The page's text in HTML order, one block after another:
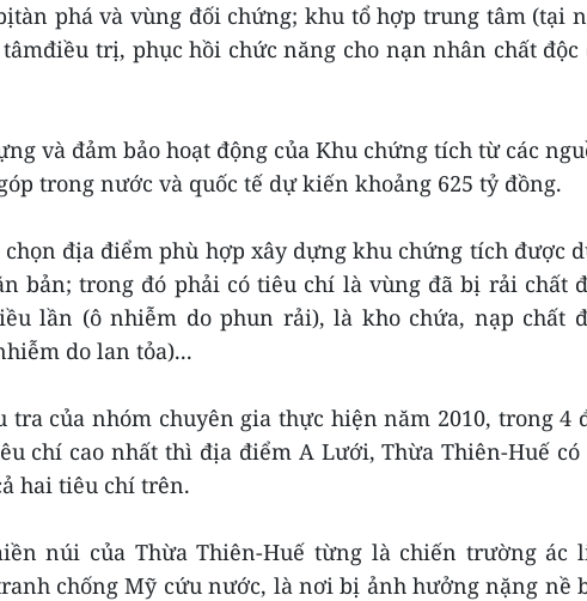
phá và vùng đối chứng; khu tổ hợp trung tâm (tại
trị, phục hồi chức năng cho nạn nhân chất độc
và đảm bảo hoạt động của Khu chứng tích từ các
trong nước và quốc tế dự kiến khoảng 625 tỷ đồng.
địa điểm phù hợp xây dựng khu chứng tích được
bản; trong đó phải có tiêu chí là vùng đã bị rải chất
lần (ô nhiễm do phun rải), là kho chứa, nạp chất
do lan tỏa)...
tra của nhóm chuyên gia thực hiện năm 2010, trong 4
chí cao nhất thì địa điểm A Lưới, Thừa Thiên-Huế có
hai tiêu chí trên.
núi của Thừa Thiên-Huế từng là chiến trường ác
chống Mỹ cứu nước, là nơi bị ảnh hưởng nặng nề